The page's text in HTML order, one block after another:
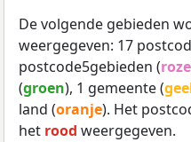
De volgende gebieden
weergegeven: 17
postcode5gebieden (roze
(groen), 1 gemeente (
land (oranje). Het
het rood weergegeven.